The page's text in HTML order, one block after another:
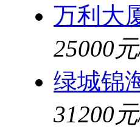
万利大
25000
绿城锦
31200